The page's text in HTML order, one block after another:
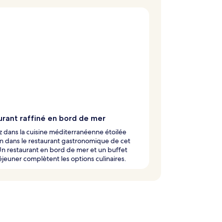
raffiné en bord de mer
dans la cuisine méditerranéenne étoilée
dans le restaurant gastronomique de cet
restaurant en bord de mer et un buffet
complètent les options culinaires.